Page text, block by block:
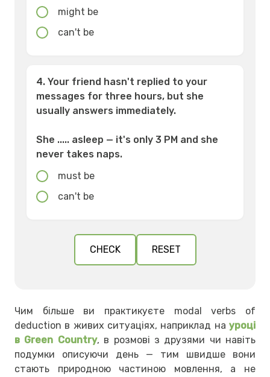
might be
can't be
4. Your friend hasn't replied to your
messages for three hours, but she
usually answers immediately.
She ..... asleep — it's only 3 PM and she
never takes naps.
must be
can't be
CHECK RESET
Чим більше ви практикуєте modal verbs of
deduction в живих ситуаціях, наприклад на уроці
в Green Country, в розмові з друзями чи навіть
подумки описуючи день — тим швидше вони
стають природною частиною мовлення, а не